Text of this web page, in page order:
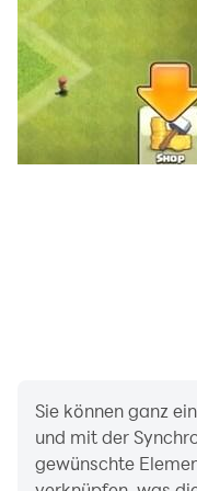
meinem
suchen, die Ihren
Zutaten basieren, die
Ihre App wird Ihnen
empfehlen, die Sie
können.
Beschreibung der
Die My Tefal-App
Sie können ganz
und mit der
gewünschte